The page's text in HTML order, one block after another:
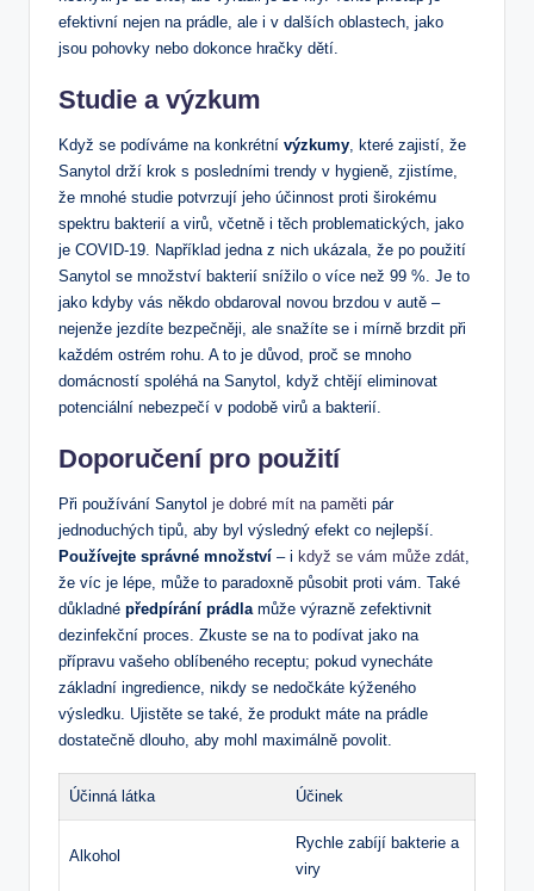
efektivní nejen na prádle, ale i v dalších oblastech, jako
jsou pohovky nebo dokonce hračky dětí.
Studie a výzkum
Když se podíváme na konkrétní výzkumy, které zajistí, že
Sanytol drží krok s posledními trendy v hygieně, zjistíme,
že mnohé studie potvrzují jeho účinnost proti širokému
spektru bakterií a virů, včetně i těch problematických, jako
je COVID-19. Například jedna z nich ukázala, že po použití
Sanytol se množství bakterií snížilo o více než 99 %. Je to
jako kdyby vás někdo obdaroval novou brzdou v autě –
nejenže jezdíte bezpečněji, ale snažíte se i mírně brzdit při
každém ostrém rohu. A to je důvod, proč se mnoho
domácností spoléhá na Sanytol, když chtějí eliminovat
potenciální nebezpečí v podobě virů a bakterií.
Doporučení pro použití
Při používání Sanytol je dobré mít na paměti pár
jednoduchých tipů, aby byl výsledný efekt co nejlepší.
Používejte správné množství – i když se vám může zdát,
že víc je lépe, může to paradoxně působit proti vám. Také
důkladné předpírání prádlamůže výrazně zefektivnit
dezinfekční proces. Zkuste se na to podívat jako na
přípravu vašeho oblíbeného receptu; pokud vynecháte
základní ingredience, nikdy se nedočkáte kýženého
výsledku. Ujistěte se také, že produkt máte na prádle
dostatečně dlouho, aby mohl maximálně povolit.
Účinná látka Účinek
Alkohol
Rychle zabíjí bakterie a
viry